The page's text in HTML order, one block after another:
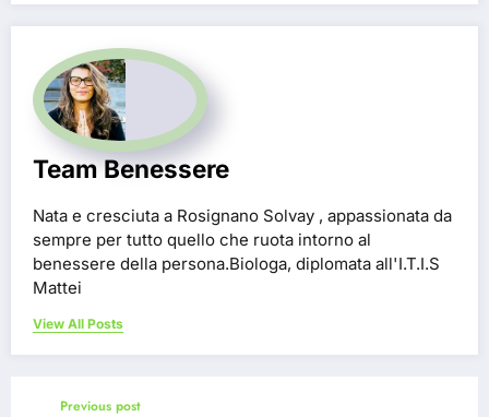
Team Benessere
Nata e cresciuta a Rosignano Solvay , appassionata da
sempre per tutto quello che ruota intorno al
benessere della persona.Biologa, diplomata all'I.T.I.S
Mattei
View All Posts
Previous post